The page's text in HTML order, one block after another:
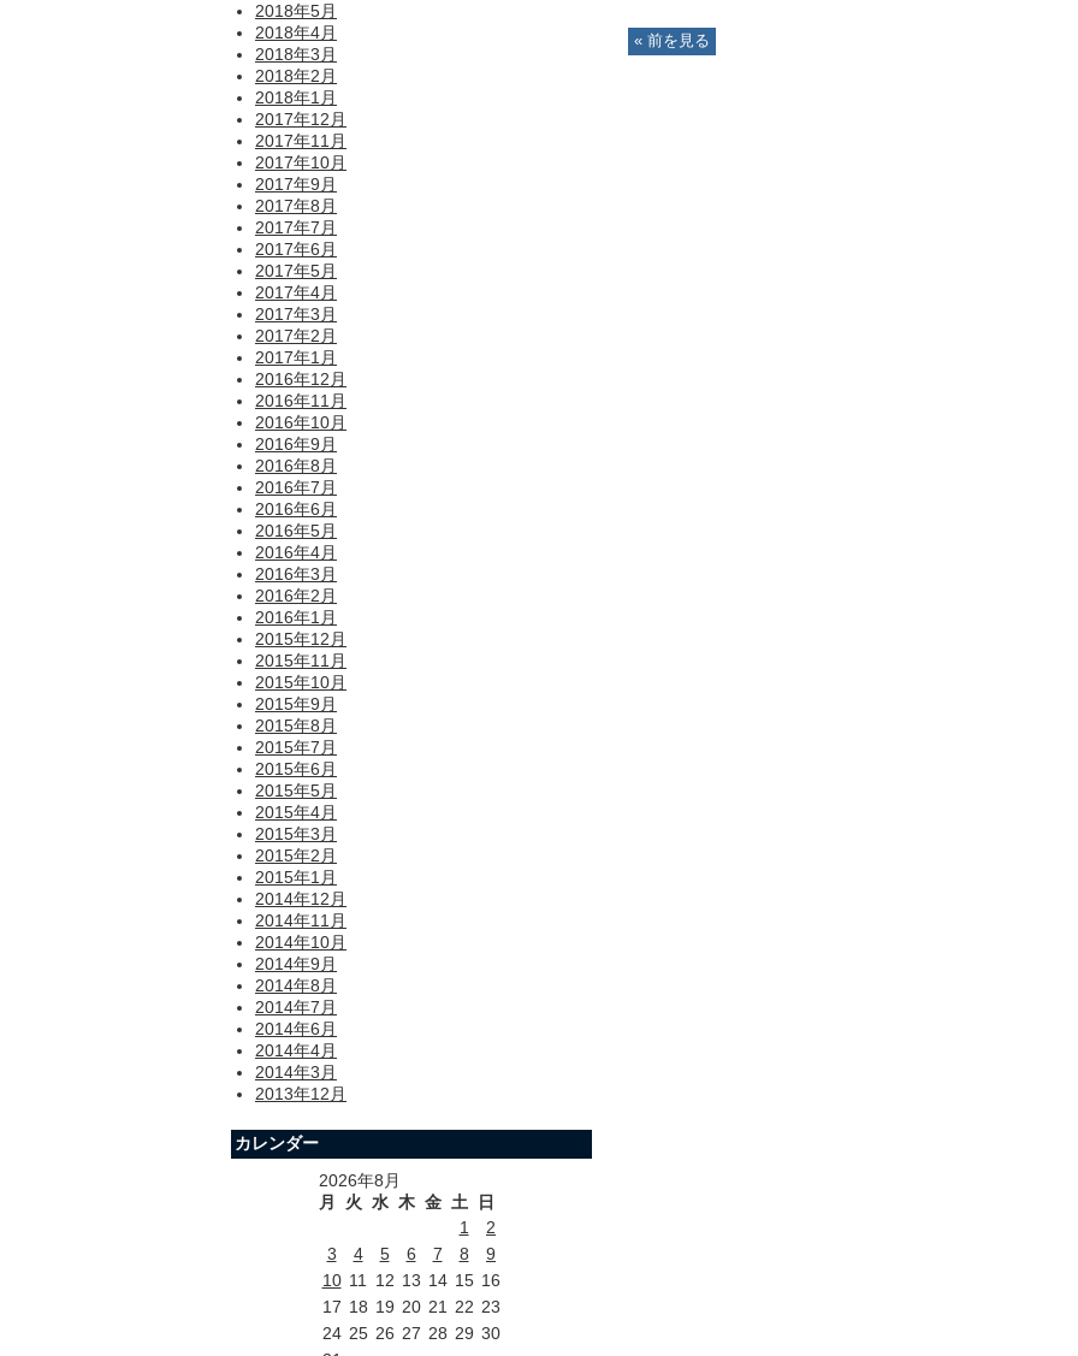
« 前を見る
2018年5月
2018年4月
2018年3月
2018年2月
2018年1月
2017年12月
2017年11月
2017年10月
2017年9月
2017年8月
2017年7月
2017年6月
2017年5月
2017年4月
2017年3月
2017年2月
2017年1月
2016年12月
2016年11月
2016年10月
2016年9月
2016年8月
2016年7月
2016年6月
2016年5月
2016年4月
2016年3月
2016年2月
2016年1月
2015年12月
2015年11月
2015年10月
2015年9月
2015年8月
2015年7月
2015年6月
2015年5月
2015年4月
2015年3月
2015年2月
2015年1月
2014年12月
2014年11月
2014年10月
2014年9月
2014年8月
2014年7月
2014年6月
2014年4月
2014年3月
2013年12月
カレンダー
2026年8月
月
火 水 木 金 土
日
1
2
3
4 5 6 7 8
9
10 11 12 13 14 15 16
17 18 19 20 21 22 23
24 25 26 27 28 29 30